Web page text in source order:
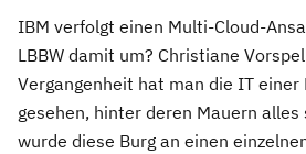
IBM verfolgt einen Multi-Cloud-
LBBW damit um? Christiane
Vergangenheit hat man die IT einer
gesehen, hinter deren Mauern
wurde diese Burg an einen